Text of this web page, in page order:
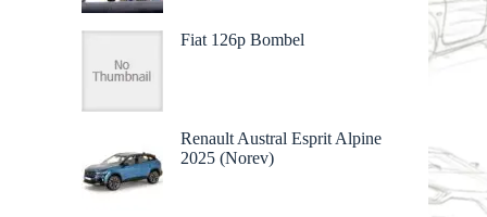
Fiat 126p Bombel
Renault Austral Esprit Alpine
2025 (Norev)